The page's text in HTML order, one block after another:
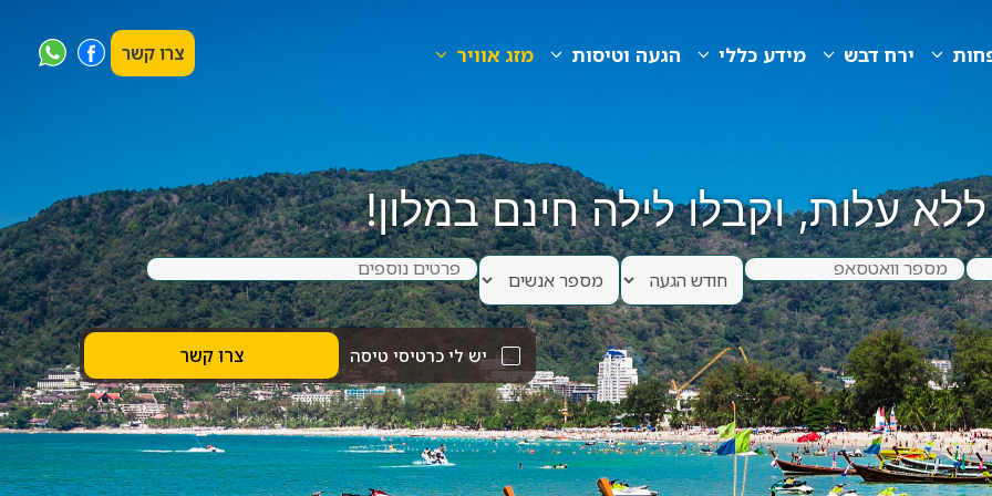
ירח דבש מידע כללי
מרכזי הקניות
3 ימים בפוקט
שבוע בגן עדן
הגעה וטיסות מזג אוויר צרו קשר
עלות, וקבלו לילה חינם במלון!
יש לי כרטיסי טיסה